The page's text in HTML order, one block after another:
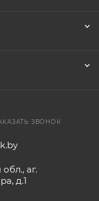
ЗВОНОК
аг.
д.1